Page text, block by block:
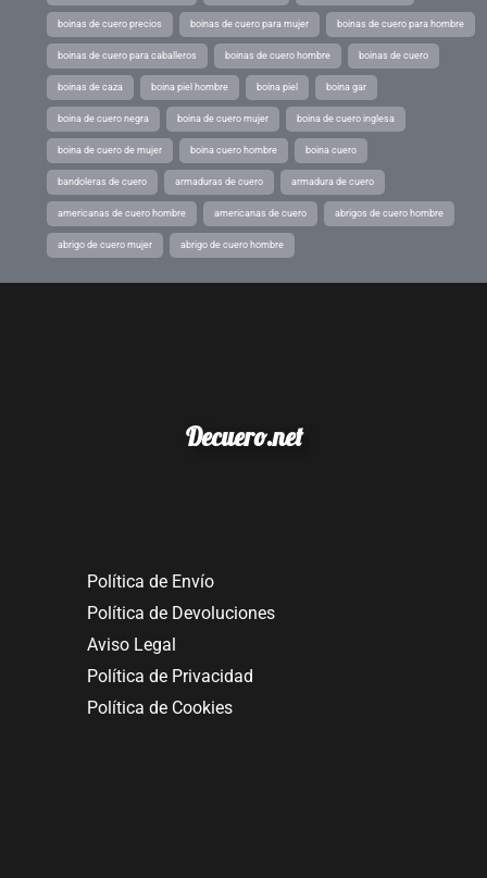
boinas de cuero precios boinas de cuero para mujer boinas de cuero para hombre
boinas de cuero para caballeros boinas de cuero hombre boinas de cuero
boinas de caza boina piel hombre boina piel boina gar
boina de cuero negra boina de cuero mujer boina de cuero inglesa
boina de cuero de mujer boina cuero hombre boina cuero
bandoleras de cuero armaduras de cuero armadura de cuero
americanas de cuero hombre americanas de cuero abrigos de cuero hombre
abrigo de cuero mujer abrigo de cuero hombre
Decuero.net
Política de Envío
Política de Devoluciones
Aviso Legal
Política de Privacidad
Política de Cookies